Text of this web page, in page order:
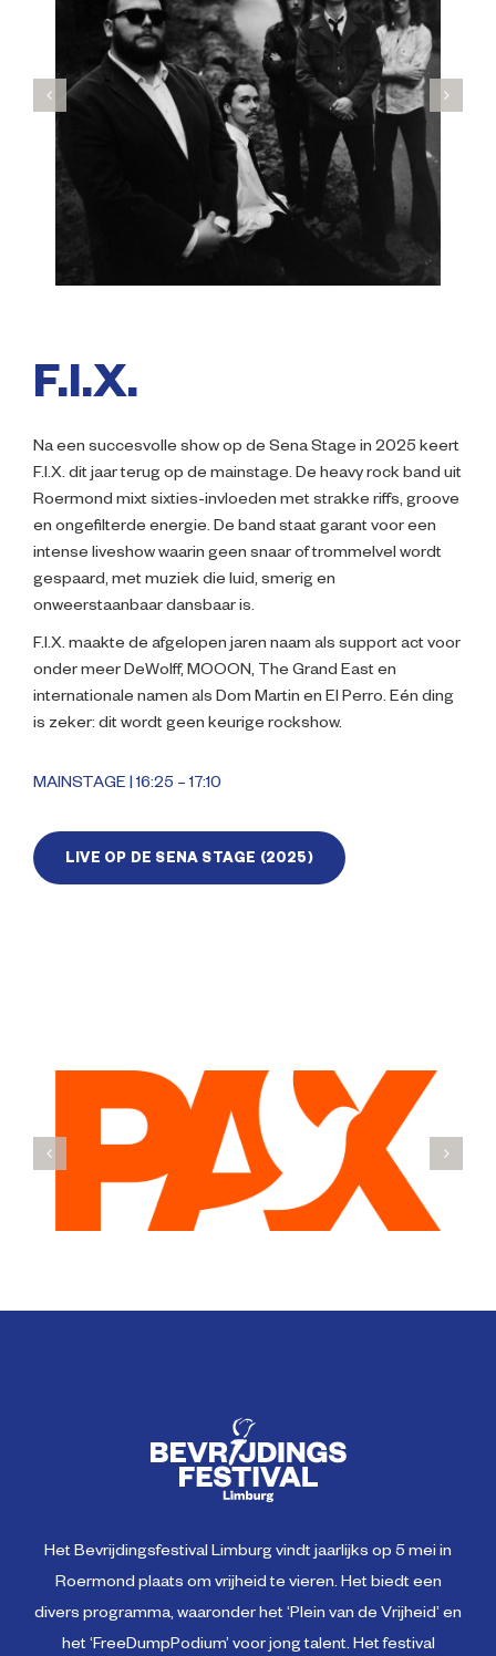
Impressie
Over ons
F.I.X.
Na een succesvolle show op de Sena Stage in 2025 keert
F.I.X. dit jaar terug op de mainstage. De heavy rock band uit
Roermond mixt sixties-invloeden met strakke riffs, groove
en ongefilterde energie. De band staat garant voor een
intense liveshow waarin geen snaar of trommelvel wordt
gespaard, met muziek die luid, smerig en
onweerstaanbaar dansbaar is.
F.I.X. maakte de afgelopen jaren naam als support act voor
onder meer DeWolff, MOOON, The Grand East en
internationale namen als Dom Martin en El Perro. Eén ding
is zeker: dit wordt geen keurige rockshow.
MAINSTAGE | 16:25 – 17:10
LIVE OP DE SENA STAGE (2025)
Het Bevrijdingsfestival Limburg vindt jaarlijks op 5 mei in
Roermond plaats om vrijheid te vieren. Het biedt een
divers programma, waaronder het ‘Plein van de Vrijheid’ en
het ‘FreeDumpPodium’ voor jong talent. Het festival